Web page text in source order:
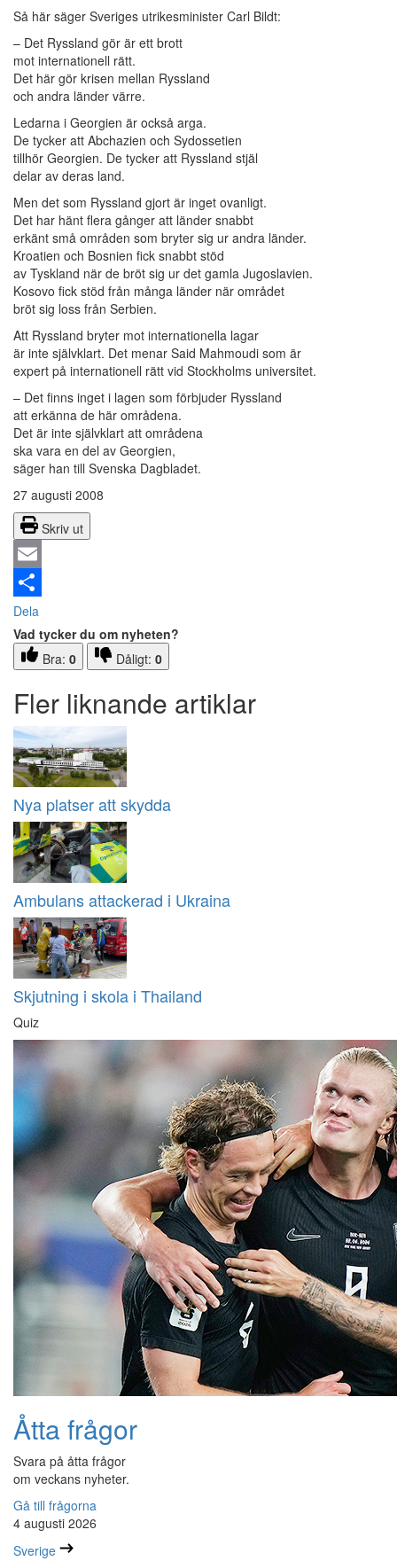
Så här säger Sveriges utrikesminister Carl Bildt:
– Det Ryssland gör är ett brott
mot internationell rätt.
Det här gör krisen mellan Ryssland
och andra länder värre.
Ledarna i Georgien är också arga.
De tycker att Abchazien och Sydossetien
tillhör Georgien. De tycker att Ryssland stjäl
delar av deras land.
Men det som Ryssland gjort är inget ovanligt.
Det har hänt flera gånger att länder snabbt
erkänt små områden som bryter sig ur andra länder.
Kroatien och Bosnien fick snabbt stöd
av Tyskland när de bröt sig ur det gamla Jugoslavien.
Kosovo fick stöd från många länder när området
bröt sig loss från Serbien.
Att Ryssland bryter mot internationella lagar
är inte självklart. Det menar Said Mahmoudi som är
expert på internationell rätt vid Stockholms universitet.
– Det finns inget i lagen som förbjuder Ryssland
att erkänna de här områdena.
Det är inte självklart att områdena
ska vara en del av Georgien,
säger han till Svenska Dagbladet.
27 augusti 2008
Skriv ut
Email
Dela
Vad tycker du om nyheten?
Bra: 0 Dåligt: 0
Fler liknande artiklar
Nya platser att skydda
Ambulans attackerad i Ukraina
Skjutning i skola i Thailand
Quiz
Åtta frågor
Svara på åtta frågor
om veckans nyheter.
Gå till frågorna
4 augusti 2026
Sverige